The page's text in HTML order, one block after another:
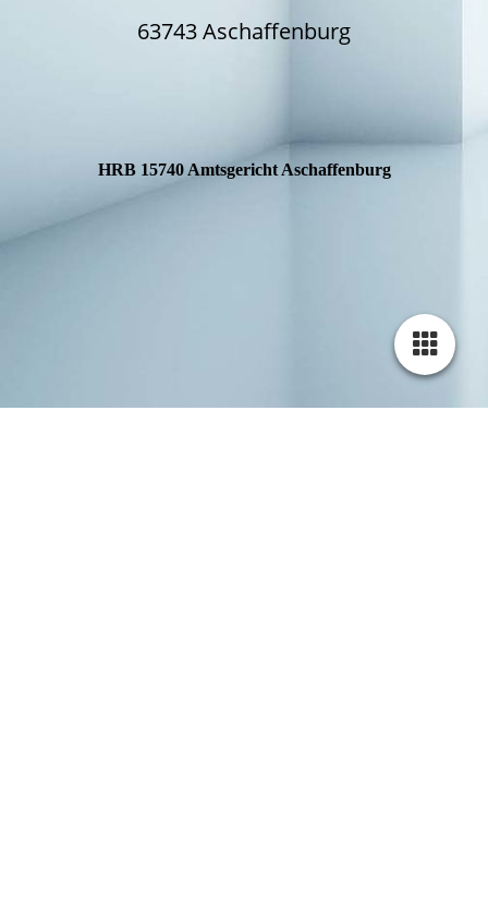
63743 Aschaffenburg
HRB 15740 Amtsgericht Aschaffenburg